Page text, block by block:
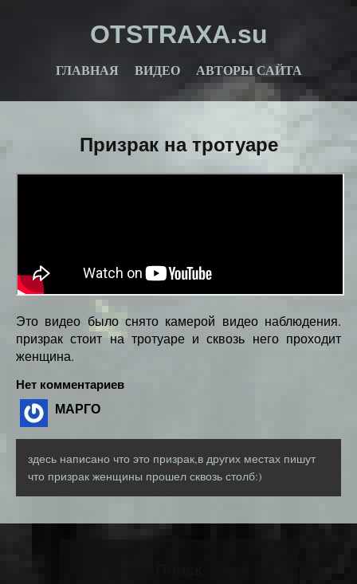
OTSTRAXA.su
ГЛАВНАЯ ВИДЕО АВТОРЫ САЙТА
Призрак на тротуаре
Это видео было снято камерой видео наблюдения.
призрак стоит на тротуаре и сквозь него проходит
женщина.
Нет комментариев
МАРГО
здесь написано что это призрак,в других местах пишут
что призрак женщины прошел сквозь столб:)